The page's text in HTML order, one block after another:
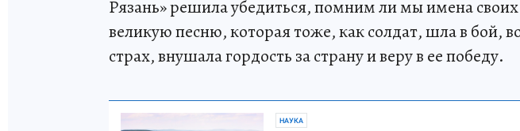
Рязань» решила убедиться, помним ли мы имена
великую песню, которая тоже, как солдат, шла в бой,
страх, внушала гордость за страну и веру в ее победу.
НАУКА